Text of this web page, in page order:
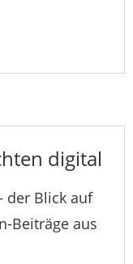
digital
der Blick auf
Beiträge aus